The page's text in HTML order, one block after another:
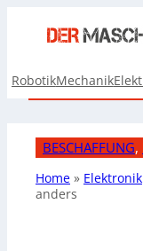
RobotikMechanik
BESCHAFFUNG,
Home » Elektronik
anders